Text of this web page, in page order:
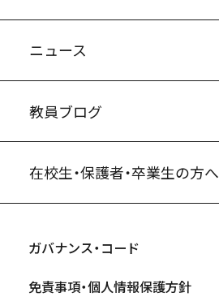
ニュース
教員ブログ
在校生・保護者・卒業生の方へ
ガバナンス・コード
免責事項・個人情報保護方針